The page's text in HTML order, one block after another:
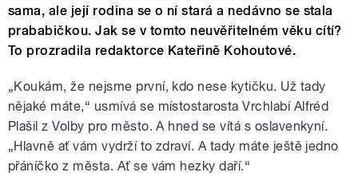
sama, ale její rodina se o ní stará a nedávno se stala
prababičkou. Jak se v tomto neuvěřitelném věku cítí?
To prozradila redaktorce Kateřině Kohoutové.
„Koukám, že nejsme první, kdo nese kytičku. Už tady
nějaké máte,“ usmívá se místostarosta Vrchlabí Alfréd
Plašil z Volby pro město. A hned se vítá s oslavenkyní.
„Hlavně ať vám vydrží to zdraví. A tady máte ještě jedno
přáníčko z města. Ať se vám hezky daří.“